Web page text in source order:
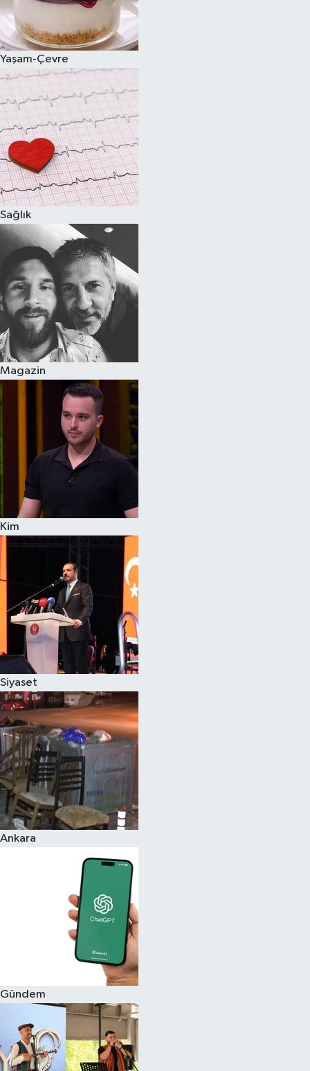
Yaşam-Çevre
Sağlık
Magazin
Kim
Siyaset
Ankara
Gündem
Burç Yorumları
Çocuk
Eğitim
Hava Durumu
Kadın
Kim kimdir?
Kültür Sanat
Sağlık
Siyaset
Teknoloji
Televizyon
Yaşam-Çevre